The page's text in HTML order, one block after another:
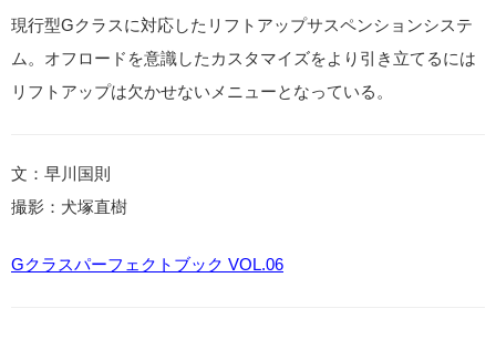
現行型Gクラスに対応したリフトアップサスペンションシステ
ム。オフロードを意識したカスタマイズをより引き立てるには
リフトアップは欠かせないメニューとなっている。
文：早川国則
撮影：犬塚直樹
Gクラスパーフェクトブック VOL.06